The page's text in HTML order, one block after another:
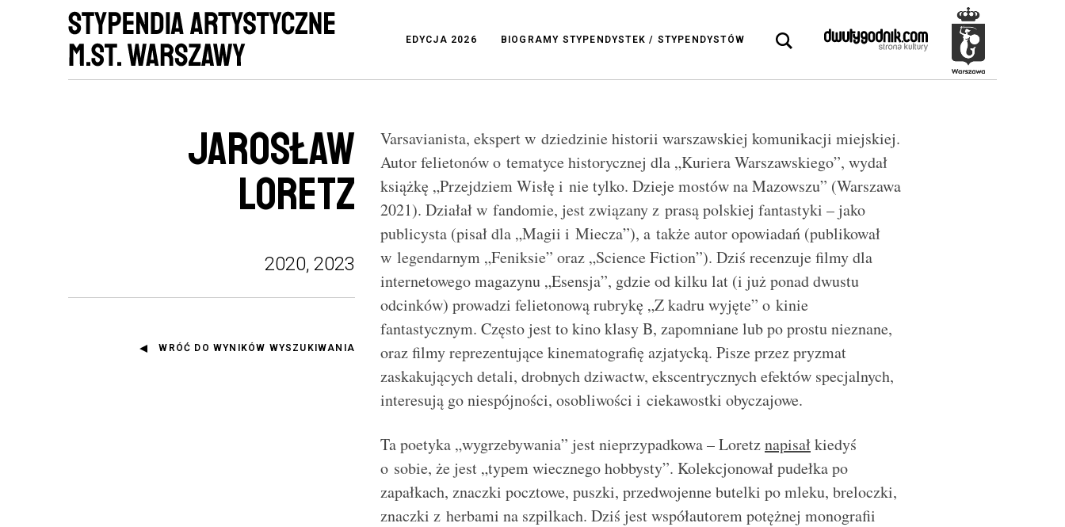
EDYCJA 2026 BIOGRAMY STYPENDYSTEK / STYPENDYSTÓW
JAROSŁAW
LORETZ
2020, 2023
WRÓĆ DO WYNIKÓW WYSZUKIWANIA
Varsavianista, ekspert w dziedzinie historii warszawskiej komunikacji miejskiej.
Autor felietonów o tematyce historycznej dla „Kuriera Warszawskiego”, wydał
książkę „Przejdziem Wisłę i nie tylko. Dzieje mostów na Mazowszu” (Warszawa
2021). Działał w fandomie, jest związany z prasą polskiej fantastyki – jako
publicysta (pisał dla „Magii i Miecza”), a także autor opowiadań (publikował
w legendarnym „Feniksie” oraz „Science Fiction”). Dziś recenzuje filmy dla
internetowego magazynu „Esensja”, gdzie od kilku lat (i już ponad dwustu
odcinków) prowadzi felietonową rubrykę „Z kadru wyjęte” o kinie
fantastycznym. Często jest to kino klasy B, zapomniane lub po prostu nieznane,
oraz filmy reprezentujące kinematografię azjatycką. Pisze przez pryzmat
zaskakujących detali, drobnych dziwactw, ekscentrycznych efektów specjalnych,
interesują go niespójności, osobliwości i ciekawostki obyczajowe.
Ta poetyka „wygrzebywania” jest nieprzypadkowa – Loretznapisałkiedyś
o sobie, że jest „typem wiecznego hobbysty”. Kolekcjonował pudełka po
zapałkach, znaczki pocztowe, puszki, przedwojenne butelki po mleku, breloczki,
znaczki z herbami na szpilkach. Dziś jest współautorem potężnej monografii